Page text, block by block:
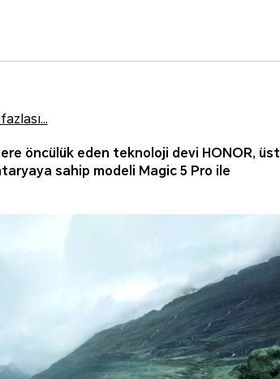
öncülük eden teknoloji devi HONOR, üst
sahip modeli Magic 5 Pro ile